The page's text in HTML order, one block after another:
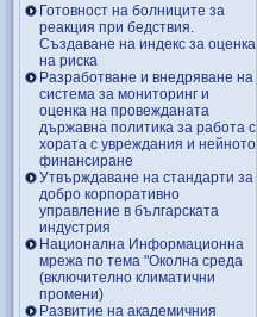
Готовност на болниците за
реакция при бедствия.
Създаване на индекс за оценка
на риска
Разработване и внедряване на
система за мониторинг и
оценка на провежданата
държавна политика за работа с
хората с увреждания и нейното
финансиране
Утвърждаване на стандарти за
добро корпоративно
управление в българската
индустрия
Национална Информационна
мрежа по тема "Околна среда
(включително климатични
промени)
Развитие на академичния